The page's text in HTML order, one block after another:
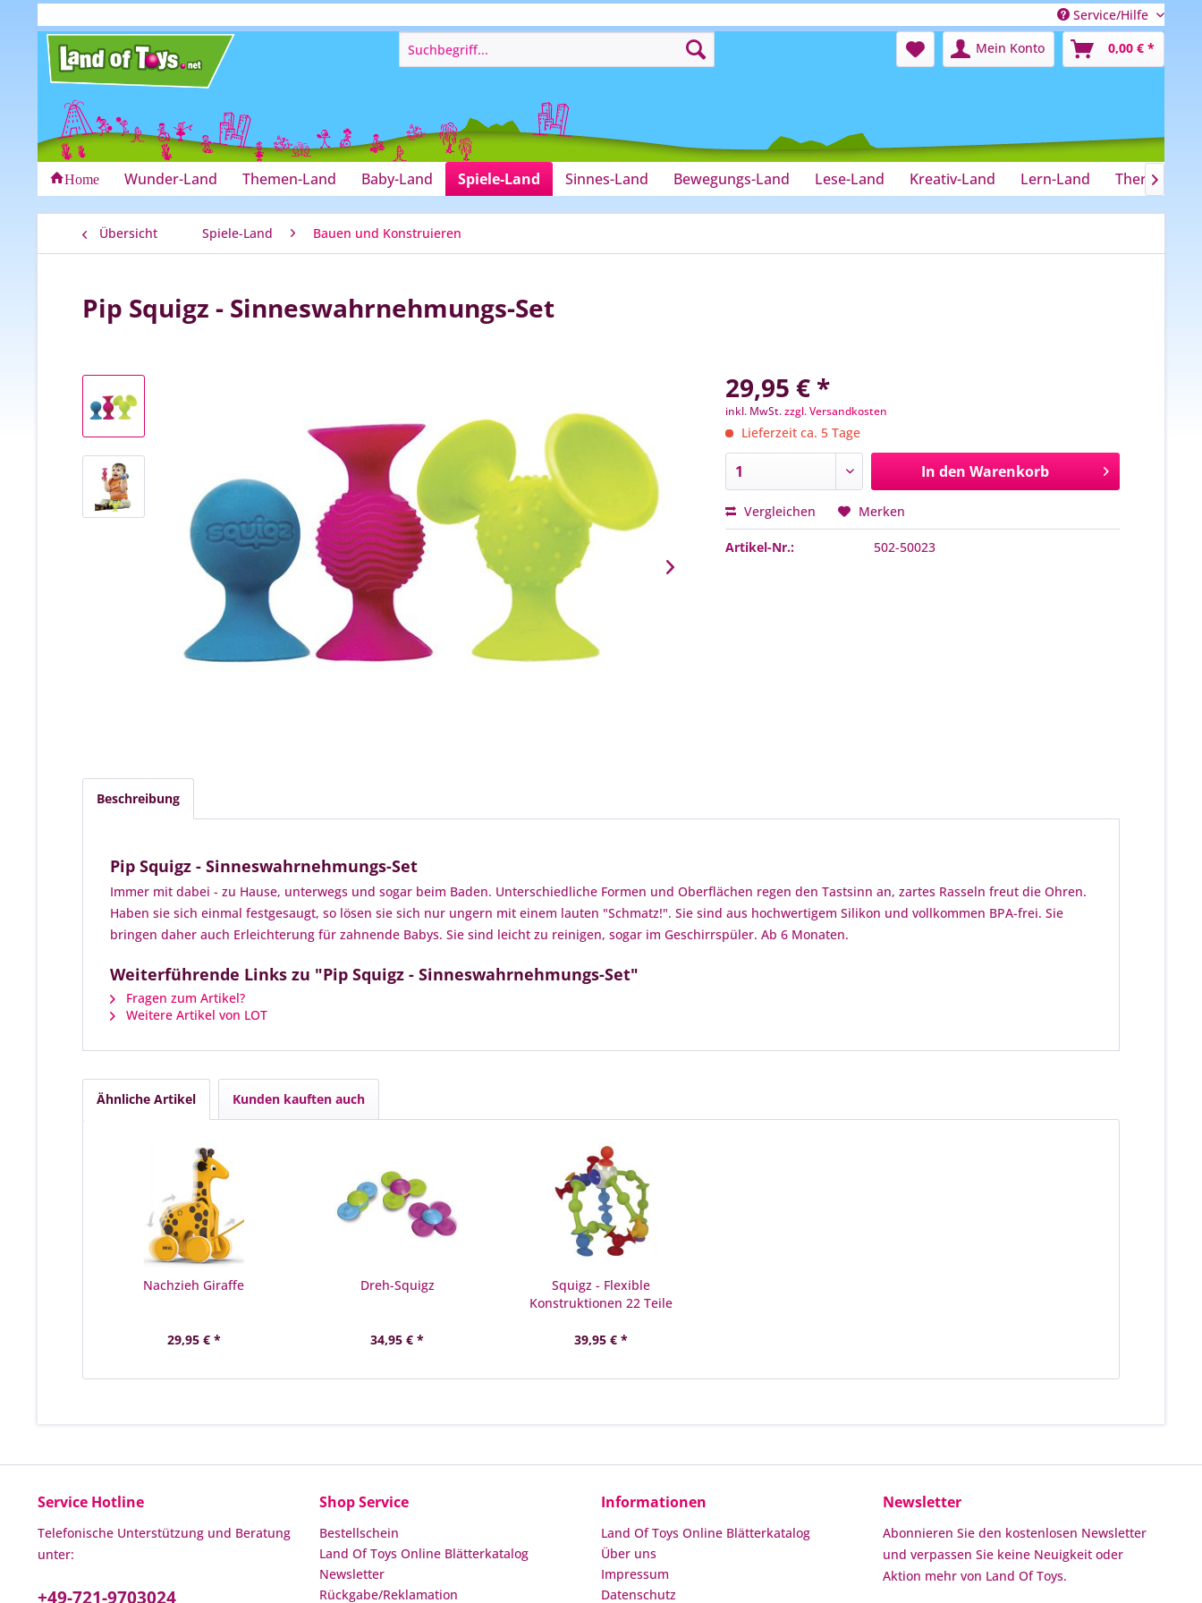
Service/Hilfe
Mein Konto
0,00 € *
Home Wunder-Land Themen-Land Baby-Land Spiele-Land Sinnes-Land Bewegungs-Land Lese-Land Kreativ-Land Lern-Land Therapie-

Übersicht Spiele-Land Bauen und Konstruieren
Pip Squigz - Sinneswahrnehmungs-Set
29,95 € *
inkl. MwSt.zzgl. Versandkosten
Lieferzeit ca. 5 Tage
In den Warenkorb
Vergleichen Merken
Artikel-Nr.: 502-50023
Beschreibung
Pip Squigz - Sinneswahrnehmungs-Set
Immer mit dabei - zu Hause, unterwegs und sogar beim Baden. Unterschiedliche Formen und Oberflächen regen den Tastsinn an, zartes Rasseln freut die Ohren.
Haben sie sich einmal festgesaugt, so lösen sie sich nur ungern mit einem lauten "Schmatz!". Sie sind aus hochwertigem Silikon und vollkommen BPA-frei. Sie
bringen daher auch Erleichterung für zahnende Babys. Sie sind leicht zu reinigen, sogar im Geschirrspüler. Ab 6 Monaten.
Weiterführende Links zu "Pip Squigz - Sinneswahrnehmungs-Set"
Fragen zum Artikel?
Weitere Artikel von LOT
Ähnliche Artikel Kunden kauften auch
Nachzieh Giraffe
29,95 € *
Dreh-Squigz
34,95 € *
Squigz - Flexible
Konstruktionen 22 Teile
39,95 € *
Service Hotline
Telefonische Unterstützung und Beratung
unter:
+49-721-9703024
Shop Service
Bestellschein
Land Of Toys Online Blätterkatalog
Newsletter
Rückgabe/Reklamation
Informationen
Land Of Toys Online Blätterkatalog
Über uns
Impressum
Datenschutz
Newsletter
Abonnieren Sie den kostenlosen Newsletter
und verpassen Sie keine Neuigkeit oder
Aktion mehr von Land Of Toys.